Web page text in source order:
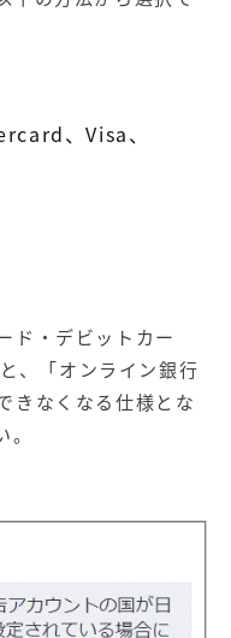
、Visa、
ド・デビットカー
、「オンライン銀行
きなくなる仕様とな